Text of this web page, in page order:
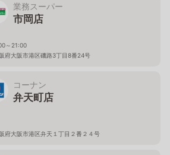
業務スーパー
市岡店
～21:00
府大阪市港区磯路3丁目8番24号
コーナン
弁天町店
府大阪市港区弁天１丁目２番２４号